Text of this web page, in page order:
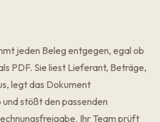
jeden Beleg entgegen, egal ob
PDF. Sie liest Lieferant, Beträge,
legt das Dokument
und stößt den passenden
Ihr Team prüft